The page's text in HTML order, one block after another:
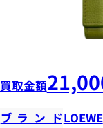
買取金額
ブランドLOEWE